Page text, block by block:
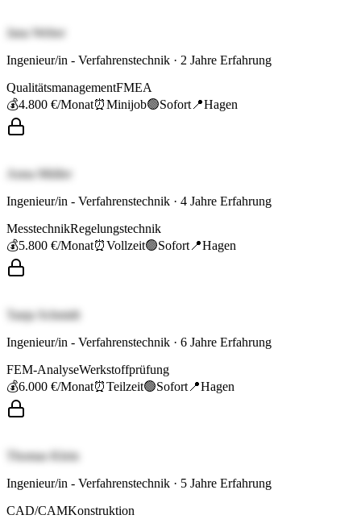
Jana Weber
Ingenieur/in - Verfahrenstechnik · 2 Jahre Erfahrung
QualitätsmanagementFMEA
💰4.800 €/Monat⏰Minijob🟢Sofort 📍Hagen
Anna Müller
Ingenieur/in - Verfahrenstechnik · 4 Jahre Erfahrung
MesstechnikRegelungstechnik
💰5.800 €/Monat⏰Vollzeit🟢Sofort 📍Hagen
Tanja Schmidt
Ingenieur/in - Verfahrenstechnik · 6 Jahre Erfahrung
FEM-AnalyseWerkstoffprüfung
💰6.000 €/Monat⏰Teilzeit🟢Sofort 📍Hagen
Thomas Klein
Ingenieur/in - Verfahrenstechnik · 5 Jahre Erfahrung
CAD/CAMKonstruktion